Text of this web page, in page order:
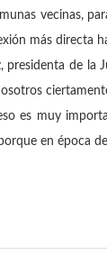
vecinas,
más directa
presidenta de la
es muy
en época